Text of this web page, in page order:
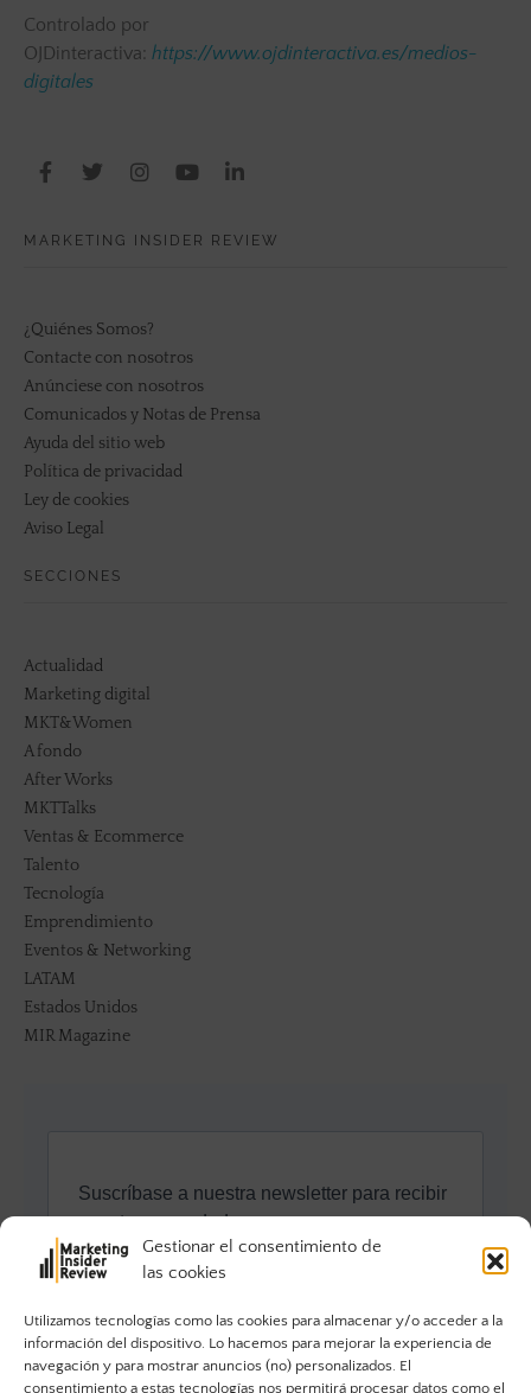
Gestionar el consentimiento de
las cookies
Utilizamos tecnologías como las cookies para almacenar y/o acceder a la
información del dispositivo. Lo hacemos para mejorar la experiencia de
navegación y para mostrar anuncios (no) personalizados. El
consentimiento a estas tecnologías nos permitirá procesar datos como el
Controlado por
OJDinteractiva: https://www.ojdinteractiva.es/medios-
digitales
MARKETING INSIDER REVIEW
¿Quiénes Somos?
Contacte con nosotros
Anúnciese con nosotros
Comunicados y Notas de Prensa
Ayuda del sitio web
Política de privacidad
Ley de cookies
Aviso Legal
SECCIONES
Actualidad
Marketing digital
MKT&Women
A fondo
After Works
MKTTalks
Ventas & Ecommerce
Talento
Tecnología
Emprendimiento
Eventos & Networking
LATAM
Estados Unidos
MIR Magazine